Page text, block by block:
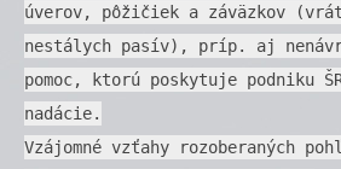
úverov, pôžičiek a záväzkov
nestálych pasív), príp. aj
pomoc, ktorú poskytuje podniku
nadácie.
Vzájomné vzťahy rozoberaných